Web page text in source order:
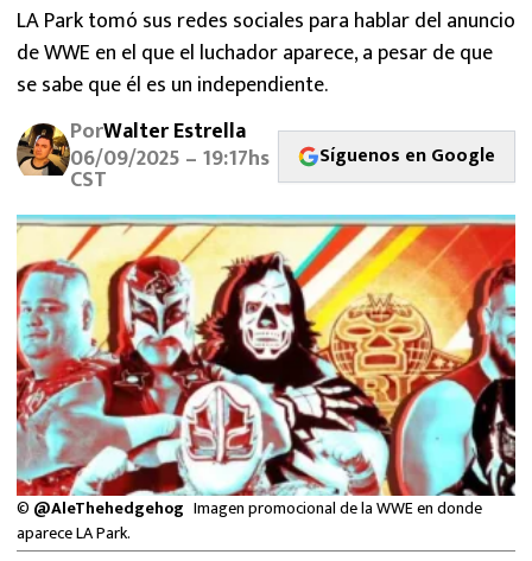
SELECCIÓN MEXICANA
FUTBOL INTERNACIONAL
MEXICANOS EN EL EXTRANJERO
FUTBOL ESTUFA
FÓRMULA 1
BOXEO
LIGA MX
NFL
LA Park tomó sus redes sociales para hablar del anuncio
de WWE en el que el luchador aparece, a pesar de que
se sabe que él es un independiente.
PorWalter Estrella
06/09/2025 – 19:17hs
CST
Síguenos en Google
© @AleThehedgehog Imagen promocional de la WWE en donde
aparece LA Park.